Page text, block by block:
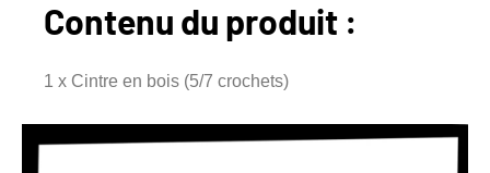
Contenu du produit :
1 x Cintre en bois (5/7 crochets)